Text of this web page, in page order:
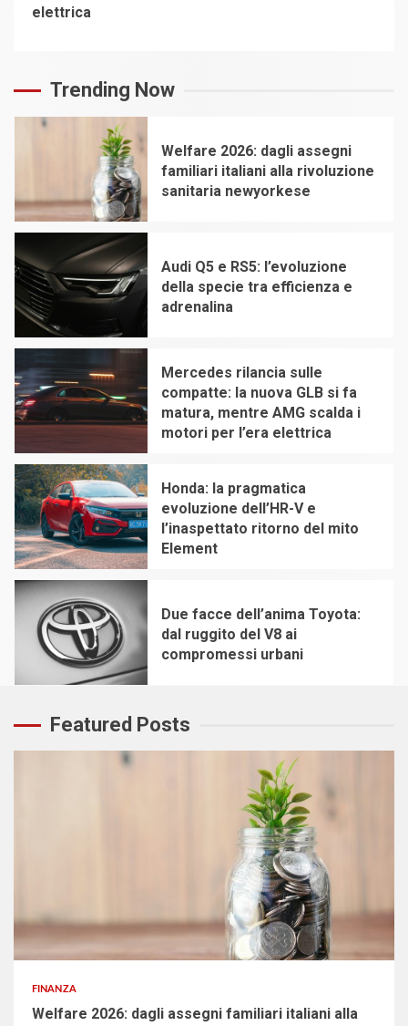
elettrica
Trending Now
1
Welfare 2026: dagli assegni
familiari italiani alla rivoluzione
sanitaria newyorkese
2
Audi Q5 e RS5: l’evoluzione
della specie tra efficienza e
adrenalina
Mercedes rilancia sulle
compatte: la nuova GLB si fa
matura, mentre AMG scalda i
motori per l’era elettrica
4
Honda: la pragmatica
evoluzione dell’HR-V e
l’inaspettato ritorno del mito
Element
Due facce dell’anima Toyota:
dal ruggito del V8 ai
compromessi urbani
Featured Posts
FINANZA
Welfare 2026: dagli assegni familiari italiani alla